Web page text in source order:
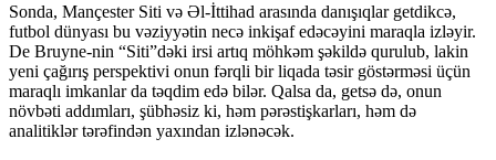
Sonda, Mançester Siti və Əl-İttihad arasında danışıqlar getdikcə,
futbol dünyası bu vəziyyətin necə inkişaf edəcəyini maraqla izləyir.
De Bruyne-nin “Siti”dəki irsi artıq möhkəm şəkildə qurulub, lakin
yeni çağırış perspektivi onun fərqli bir liqada təsir göstərməsi üçün
maraqlı imkanlar da təqdim edə bilər. Qalsa da, getsə də, onun
növbəti addımları, şübhəsiz ki, həm pərəstişkarları, həm də
analitiklər tərəfindən yaxından izlənəcək.